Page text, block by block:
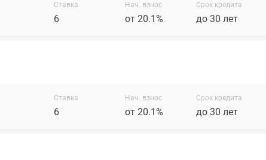
Ставка
6
Нач. взнос
от 20.1%
Срок кредита
до 30 лет
Ставка
6
Нач. взнос
от 20.1%
Срок кредита
до 30 лет